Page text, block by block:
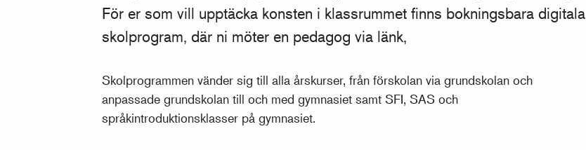
För er som vill upptäcka konsten i klassrummet finns bokningsbara digitala
skolprogram, där ni möter en pedagog via länk,
Skolprogrammen vänder sig till alla årskurser, från förskolan via grundskolan och
anpassade grundskolan till och med gymnasiet samt SFI, SAS och
språkintroduktionsklasser på gymnasiet.